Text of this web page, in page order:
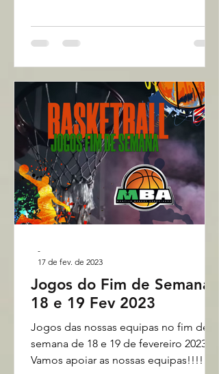
Jogos do Fim de Semana
18 e 19 Fev 2023
Jogos das nossas equipas no fim de
semana de 18 e 19 de fevereiro 2023.
Vamos apoiar as nossas equipas!!!!
-
17 de fev. de 2023